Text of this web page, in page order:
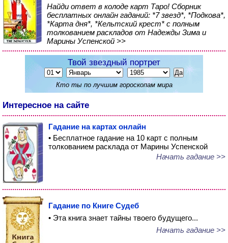
Найди ответ в колоде карт Таро! Сборник
бесплатных онлайн гаданий: *7 звезд*, *Подкова*,
*Карта дня*, *Кельтский крест* с полным
толкованием раскладов от Надежды Зима и
Марины Успенской >>
Твой звездный портрет
Кто ты по лучшим гороскопам мира
Интересное на сайте
Гадание на картах онлайн
• Бесплатное гадание на 10 карт с полным
толкованием расклада от Марины Успенской
Начать гадание >>
Гадание по Книге Судеб
• Эта книга знает тайны твоего будущего...
Начать гадание >>